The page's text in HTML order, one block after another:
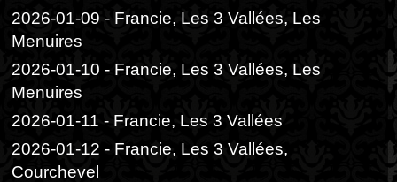
2026-01-09 - Francie, Les 3 Vallées, Les
Menuires
2026-01-10 - Francie, Les 3 Vallées, Les
Menuires
2026-01-11 - Francie, Les 3 Vallées
2026-01-12 - Francie, Les 3 Vallées,
Courchevel